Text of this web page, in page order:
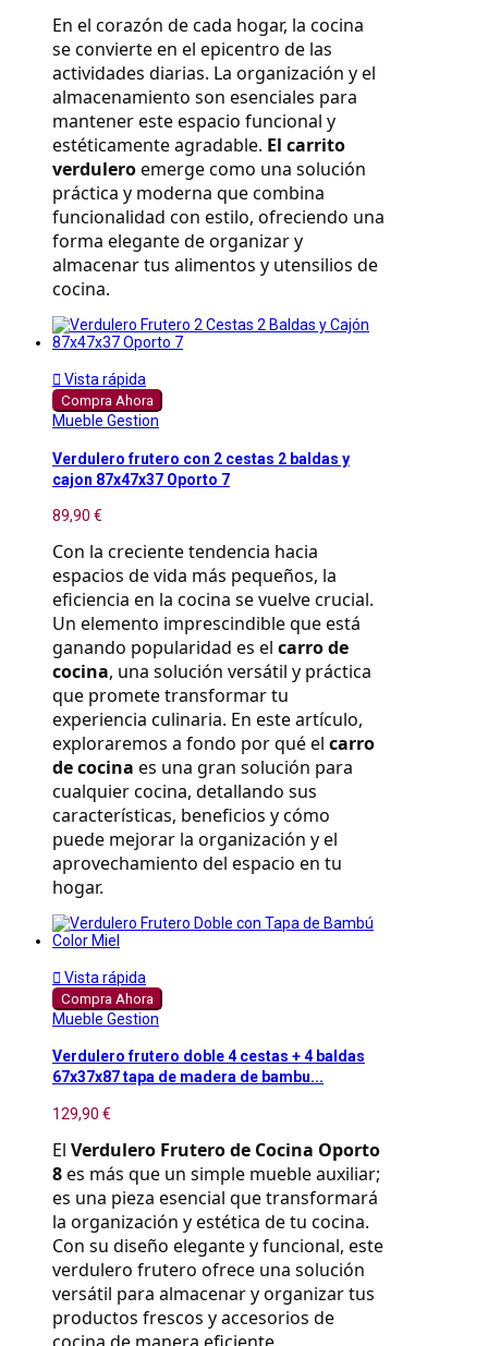
En el corazón de cada hogar, la cocina
se convierte en el epicentro de las
actividades diarias. La organización y el
almacenamiento son esenciales para
mantener este espacio funcional y
estéticamente agradable. El carrito
verdulero emerge como una solución
práctica y moderna que combina
funcionalidad con estilo, ofreciendo una
forma elegante de organizar y
almacenar tus alimentos y utensilios de
cocina.
 Vista rápida
Compra Ahora
Mueble Gestion
Verdulero frutero con 2 cestas 2 baldas y
cajon 87x47x37 Oporto 7
89,90 €
Con la creciente tendencia hacia
espacios de vida más pequeños, la
eficiencia en la cocina se vuelve crucial.
Un elemento imprescindible que está
ganando popularidad es el carro de
cocina, una solución versátil y práctica
que promete transformar tu
experiencia culinaria. En este artículo,
exploraremos a fondo por qué el carro
de cocina es una gran solución para
cualquier cocina, detallando sus
características, beneficios y cómo
puede mejorar la organización y el
aprovechamiento del espacio en tu
hogar.
 Vista rápida
Compra Ahora
Mueble Gestion
Verdulero frutero doble 4 cestas + 4 baldas
67x37x87 tapa de madera de bambu...
129,90 €
El Verdulero Frutero de Cocina Oporto
8 es más que un simple mueble auxiliar;
es una pieza esencial que transformará
la organización y estética de tu cocina.
Con su diseño elegante y funcional, este
verdulero frutero ofrece una solución
versátil para almacenar y organizar tus
productos frescos y accesorios de